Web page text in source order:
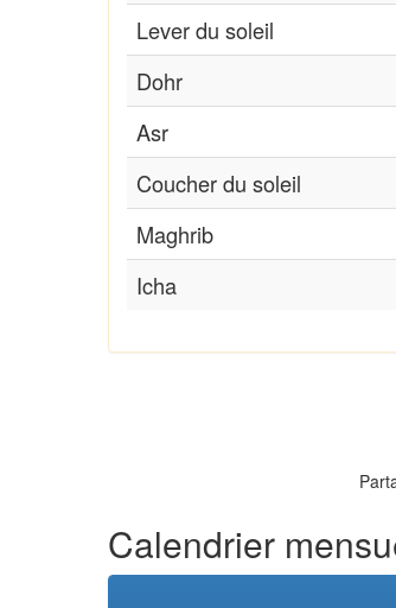
Lever du soleil
Dohr
Asr
Coucher du soleil
Maghrib
Icha
Calendrier